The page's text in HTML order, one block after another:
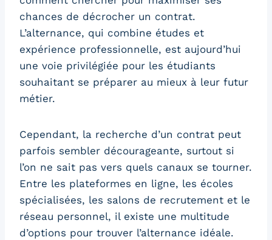
chances de décrocher un contrat.
L’alternance, qui combine études et
expérience professionnelle, est aujourd’hui
une voie privilégiée pour les étudiants
souhaitant se préparer au mieux à leur futur
métier.
Cependant, la recherche d’un contrat peut
parfois sembler décourageante, surtout si
l’on ne sait pas vers quels canaux se tourner.
Entre les plateformes en ligne, les écoles
spécialisées, les salons de recrutement et le
réseau personnel, il existe une multitude
d’options pour trouver l’alternance idéale.